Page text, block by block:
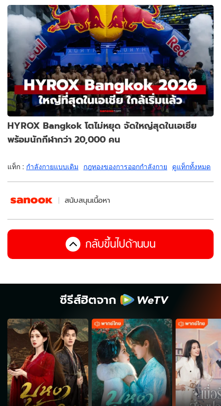
HYROX Bangkok โตไม่หยุด จัดใหญ่สุดในเอเชีย
พร้อมนักกีฬากว่า 20,000 คน
แท็ก : กำลังกายแบบเดิม กฎทองของการออกกำลังกาย ดูแท็กทั้งหมด
สนับสนุนเนื้อหา
กลับขึ้นไปด้านบน
ซีรีส์ฮิตจาก